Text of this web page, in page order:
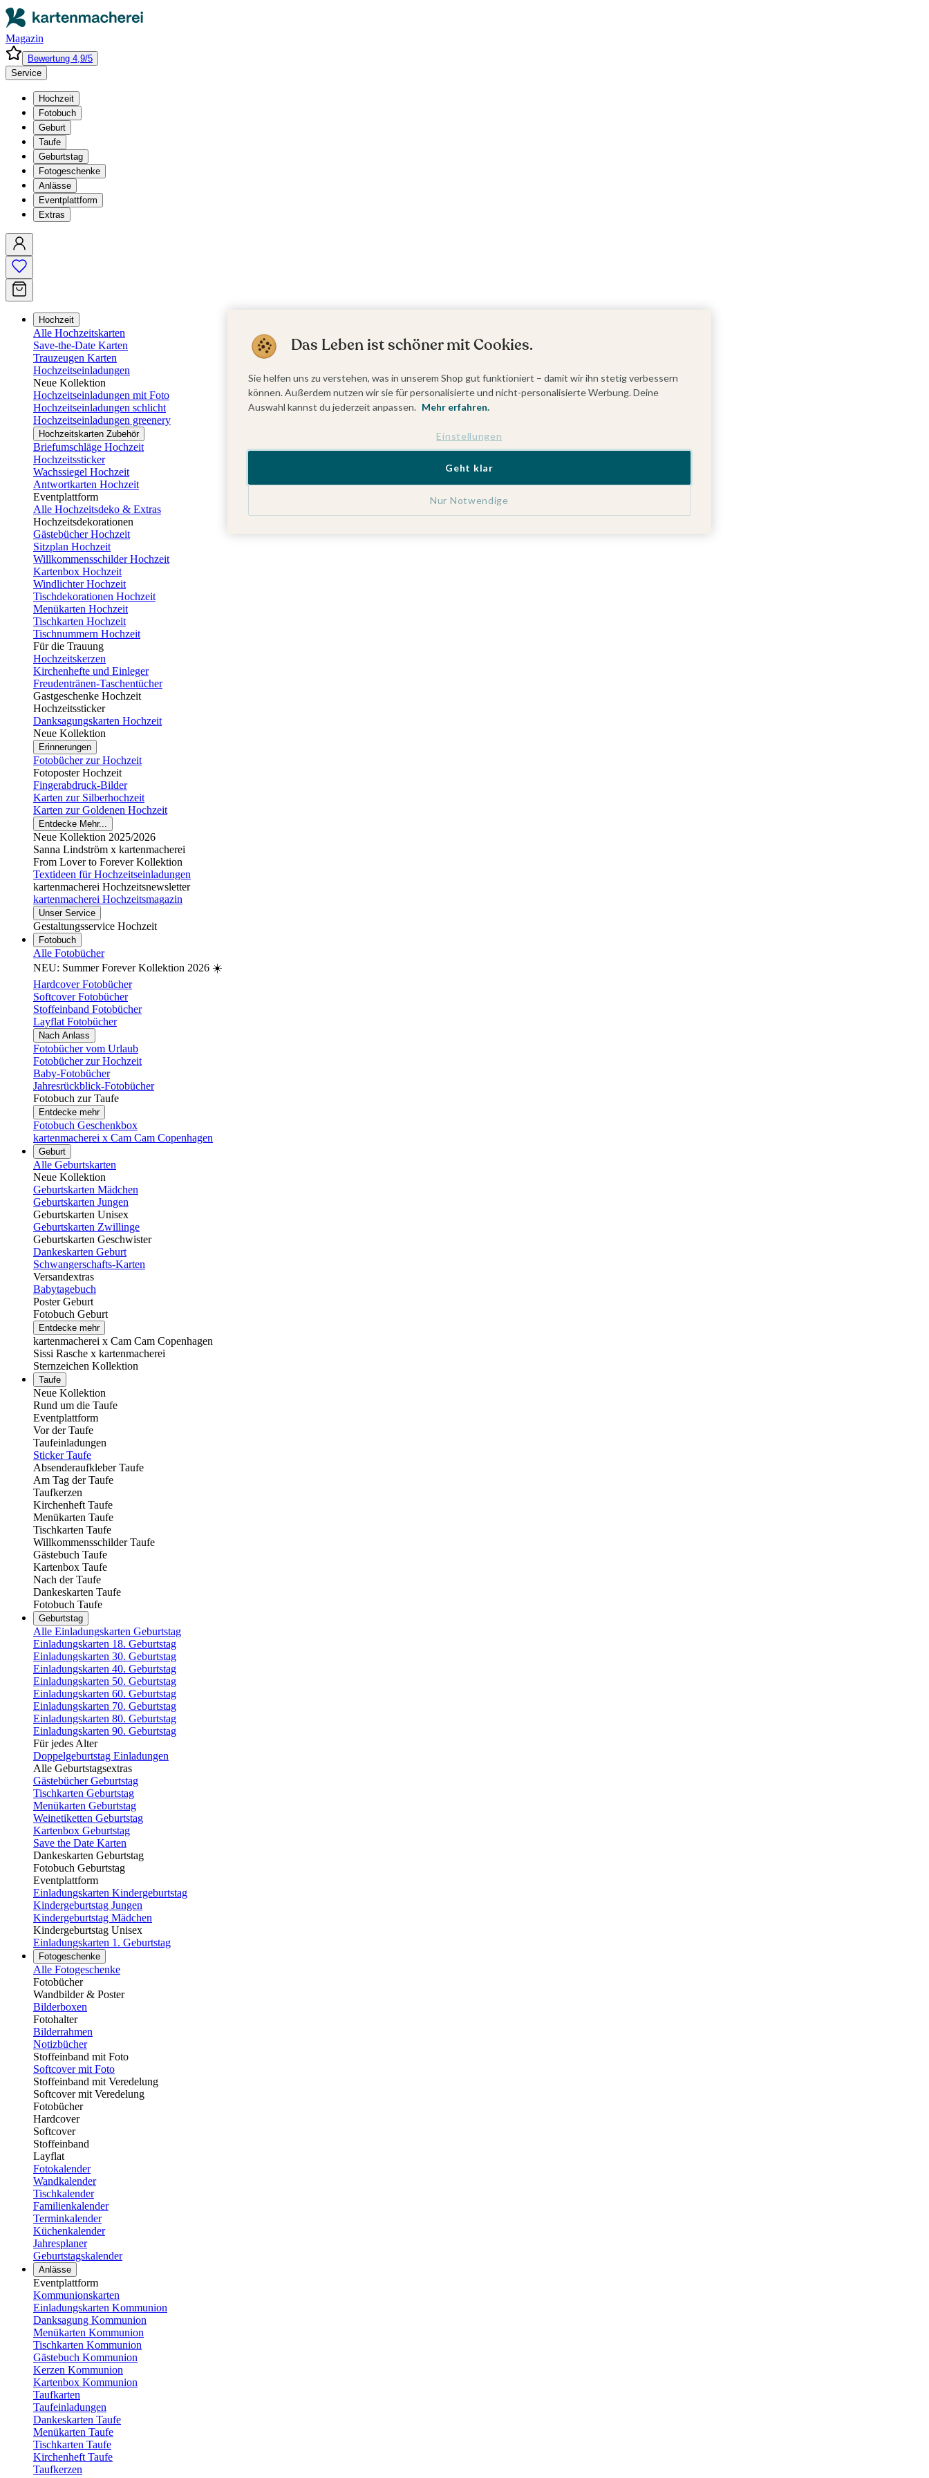
Magazin
Bewertung 4,9/5
Service
Hochzeit
Fotobuch
Geburt
Taufe
Geburtstag
Fotogeschenke
Anlässe
Eventplattform
Extras
Hochzeit
Alle Hochzeitskarten
Save-the-Date Karten
Trauzeugen Karten
Hochzeitseinladungen
Neue Kollektion
Hochzeitseinladungen mit Foto
Hochzeitseinladungen schlicht
Hochzeitseinladungen greenery
Hochzeitskarten Zubehör
Briefumschläge Hochzeit
Hochzeitssticker
Wachssiegel Hochzeit
Antwortkarten Hochzeit
Eventplattform
Alle Hochzeitsdeko & Extras
Hochzeitsdekorationen
Gästebücher Hochzeit
Sitzplan Hochzeit
Willkommensschilder Hochzeit
Kartenbox Hochzeit
Windlichter Hochzeit
Tischdekorationen Hochzeit
Menükarten Hochzeit
Tischkarten Hochzeit
Tischnummern Hochzeit
Für die Trauung
Hochzeitskerzen
Kirchenhefte und Einleger
Freudentränen-Taschentücher
Gastgeschenke Hochzeit
Hochzeitssticker
Danksagungskarten Hochzeit
Neue Kollektion
Erinnerungen
Fotobücher zur Hochzeit
Fotoposter Hochzeit
Fingerabdruck-Bilder
Karten zur Silberhochzeit
Karten zur Goldenen Hochzeit
Entdecke Mehr...
Neue Kollektion 2025/2026
Sanna Lindström x kartenmacherei
From Lover to Forever Kollektion
Textideen für Hochzeitseinladungen
kartenmacherei Hochzeitsnewsletter
kartenmacherei Hochzeitsmagazin
Unser Service
Gestaltungsservice Hochzeit
Fotobuch
Alle Fotobücher
NEU: Summer Forever Kollektion 2026 ☀️
Hardcover Fotobücher
Softcover Fotobücher
Stoffeinband Fotobücher
Layflat Fotobücher
Nach Anlass
Fotobücher vom Urlaub
Fotobücher zur Hochzeit
Baby-Fotobücher
Jahresrückblick-Fotobücher
Fotobuch zur Taufe
Entdecke mehr
Fotobuch Geschenkbox
kartenmacherei x Cam Cam Copenhagen
Geburt
Alle Geburtskarten
Neue Kollektion
Geburtskarten Mädchen
Geburtskarten Jungen
Geburtskarten Unisex
Geburtskarten Zwillinge
Geburtskarten Geschwister
Dankeskarten Geburt
Schwangerschafts-Karten
Versandextras
Babytagebuch
Poster Geburt
Fotobuch Geburt
Entdecke mehr
kartenmacherei x Cam Cam Copenhagen
Sissi Rasche x kartenmacherei
Sternzeichen Kollektion
Taufe
Neue Kollektion
Rund um die Taufe
Eventplattform
Vor der Taufe
Taufeinladungen
Sticker Taufe
Absenderaufkleber Taufe
Am Tag der Taufe
Taufkerzen
Kirchenheft Taufe
Menükarten Taufe
Tischkarten Taufe
Willkommensschilder Taufe
Gästebuch Taufe
Kartenbox Taufe
Nach der Taufe
Dankeskarten Taufe
Fotobuch Taufe
Geburtstag
Alle Einladungskarten Geburtstag
Einladungskarten 18. Geburtstag
Einladungskarten 30. Geburtstag
Einladungskarten 40. Geburtstag
Einladungskarten 50. Geburtstag
Einladungskarten 60. Geburtstag
Einladungskarten 70. Geburtstag
Einladungskarten 80. Geburtstag
Einladungskarten 90. Geburtstag
Für jedes Alter
Doppelgeburtstag Einladungen
Alle Geburtstagsextras
Gästebücher Geburtstag
Tischkarten Geburtstag
Menükarten Geburtstag
Weinetiketten Geburtstag
Kartenbox Geburtstag
Save the Date Karten
Dankeskarten Geburtstag
Fotobuch Geburtstag
Eventplattform
Einladungskarten Kindergeburtstag
Kindergeburtstag Jungen
Kindergeburtstag Mädchen
Kindergeburtstag Unisex
Einladungskarten 1. Geburtstag
Fotogeschenke
Alle Fotogeschenke
Fotobücher
Wandbilder & Poster
Bilderboxen
Fotohalter
Bilderrahmen
Notizbücher
Stoffeinband mit Foto
Softcover mit Foto
Stoffeinband mit Veredelung
Softcover mit Veredelung
Fotobücher
Hardcover
Softcover
Stoffeinband
Layflat
Fotokalender
Wandkalender
Tischkalender
Familienkalender
Terminkalender
Küchenkalender
Jahresplaner
Geburtstagskalender
Anlässe
Eventplattform
Kommunionskarten
Einladungskarten Kommunion
Danksagung Kommunion
Menükarten Kommunion
Tischkarten Kommunion
Gästebuch Kommunion
Kerzen Kommunion
Kartenbox Kommunion
Taufkarten
Taufeinladungen
Dankeskarten Taufe
Menükarten Taufe
Tischkarten Taufe
Kirchenheft Taufe
Taufkerzen
Das Leben ist schöner mit Cookies.
Sie helfen uns zu verstehen, was in unserem Shop gut funktioniert – damit wir ihn stetig verbessern
können. Außerdem nutzen wir sie für personalisierte und nicht-personalisierte Werbung. Deine
Auswahl kannst du jederzeit anpassen. Mehr erfahren.
Einstellungen
Nur Notwendige
Geht klar